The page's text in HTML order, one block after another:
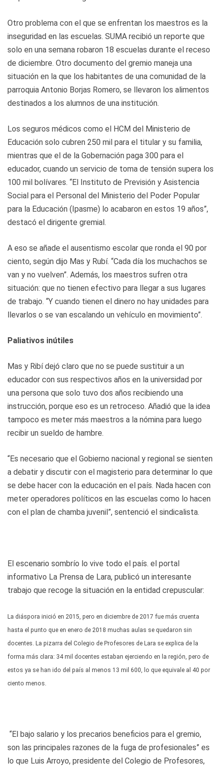
Otro problema con el que se enfrentan los maestros es la
inseguridad en las escuelas. SUMA recibió un reporte que
solo en una semana robaron 18 escuelas durante el receso
de diciembre. Otro documento del gremio maneja una
situación en la que los habitantes de una comunidad de la
parroquia Antonio Borjas Romero, se llevaron los alimentos
destinados a los alumnos de una institución.
Los seguros médicos como el HCM del Ministerio de
Educación solo cubren 250 mil para el titular y su familia,
mientras que el de la Gobernación paga 300 para el
educador, cuando un servicio de toma de tensión supera los
100 mil bolívares. “El Instituto de Previsión y Asistencia
Social para el Personal del Ministerio del Poder Popular
para la Educación (Ipasme) lo acabaron en estos 19 años”,
destacó el dirigente gremial.
A eso se añade el ausentismo escolar que ronda el 90 por
ciento, según dijo Mas y Rubí. “Cada día los muchachos se
van y no vuelven”. Además, los maestros sufren otra
situación: que no tienen efectivo para llegar a sus lugares
de trabajo. “Y cuando tienen el dinero no hay unidades para
llevarlos o se van escalando un vehículo en movimiento”.
Paliativos inútiles
Mas y Ribí dejó claro que no se puede sustituir a un
educador con sus respectivos años en la universidad por
una persona que solo tuvo dos años recibiendo una
instrucción, porque eso es un retroceso. Añadió que la idea
tampoco es meter más maestros a la nómina para luego
recibir un sueldo de hambre.
“Es necesario que el Gobierno nacional y regional se sienten
a debatir y discutir con el magisterio para determinar lo que
se debe hacer con la educación en el país. Nada hacen con
meter operadores políticos en las escuelas como lo hacen
con el plan de chamba juvenil”, sentenció el sindicalista.
El escenario sombrío lo vive todo el país. el portal
informativo La Prensa de Lara, publicó un interesante
trabajo que recoge la situación en la entidad crepuscular:
La diáspora inició en 2015, pero en diciembre de 2017 fue más cruenta
hasta el punto que en enero de 2018 muchas aulas se quedaron sin
docentes. La pizarra del Colegio de Profesores de Lara se explica de la
forma más clara: 34 mil docentes estaban ejerciendo en la región, pero de
estos ya se han ido del país al menos 13 mil 600, lo que equivale al 40 por
ciento menos.
“El bajo salario y los precarios beneficios para el gremio,
son las principales razones de la fuga de profesionales” es
lo que Luis Arroyo, presidente del Colegio de Profesores,